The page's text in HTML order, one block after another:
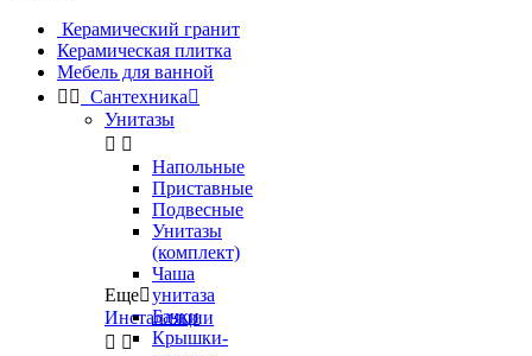
Керамический гранит
Керамическая плитка
Мебель для ванной
  Сантехника
Унитазы
 
Напольные
Приставные
Подвесные
Унитазы
(комплект)
Чаша
унитаза
Бачки
Крышки-
Еще
Инсталляции
 